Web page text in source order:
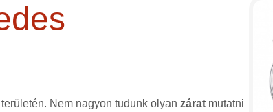
területén. Nem nagyon tudunk olyanzárat mutatni